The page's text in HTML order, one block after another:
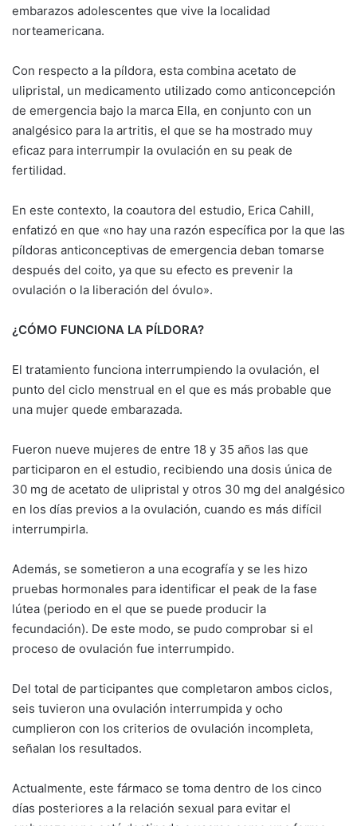
embarazos adolescentes que vive la localidad
norteamericana.
Con respecto a la píldora, esta combina acetato de
ulipristal, un medicamento utilizado como anticoncepción
de emergencia bajo la marca Ella, en conjunto con un
analgésico para la artritis, el que se ha mostrado muy
eficaz para interrumpir la ovulación en su peak de
fertilidad.
En este contexto, la coautora del estudio, Erica Cahill,
enfatizó en que «no hay una razón específica por la que las
píldoras anticonceptivas de emergencia deban tomarse
después del coito, ya que su efecto es prevenir la
ovulación o la liberación del óvulo».
¿CÓMO FUNCIONA LA PÍLDORA?
El tratamiento funciona interrumpiendo la ovulación, el
punto del ciclo menstrual en el que es más probable que
una mujer quede embarazada.
Fueron nueve mujeres de entre 18 y 35 años las que
participaron en el estudio, recibiendo una dosis única de
30 mg de acetato de ulipristal y otros 30 mg del analgésico
en los días previos a la ovulación, cuando es más difícil
interrumpirla.
Además, se sometieron a una ecografía y se les hizo
pruebas hormonales para identificar el peak de la fase
lútea (periodo en el que se puede producir la
fecundación). De este modo, se pudo comprobar si el
proceso de ovulación fue interrumpido.
Del total de participantes que completaron ambos ciclos,
seis tuvieron una ovulación interrumpida y ocho
cumplieron con los criterios de ovulación incompleta,
señalan los resultados.
Actualmente, este fármaco se toma dentro de los cinco
días posteriores a la relación sexual para evitar el